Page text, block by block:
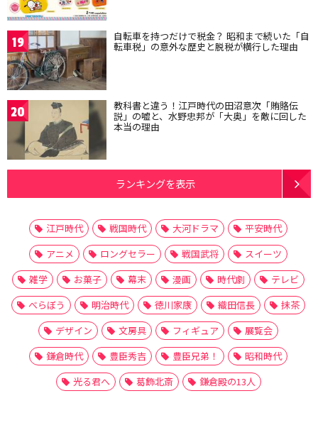
19 自転車を持つだけで税金？ 昭和まで続いた「自
転車税」の意外な歴史と脱税が横行した理由
20 教科書と違う！江戸時代の田沼意次「賄賂伝
説」の嘘と、水野忠邦が「大奥」を敵に回した
本当の理由
ランキングを表示
江戸時代 戦国時代 大河ドラマ
平安時代
アニメ
ロングセラー 戦国武将
スイーツ
雑学
お菓子 幕末 漫画 時代劇
テレビ
べらぼう
明治時代 徳川家康 織田信長
抹茶
デザイン
文房具 フィギュア
展覧会
鎌倉時代
豊臣秀吉 豊臣兄弟！
昭和時代
光る君へ
葛飾北斎 鎌倉殿の13人